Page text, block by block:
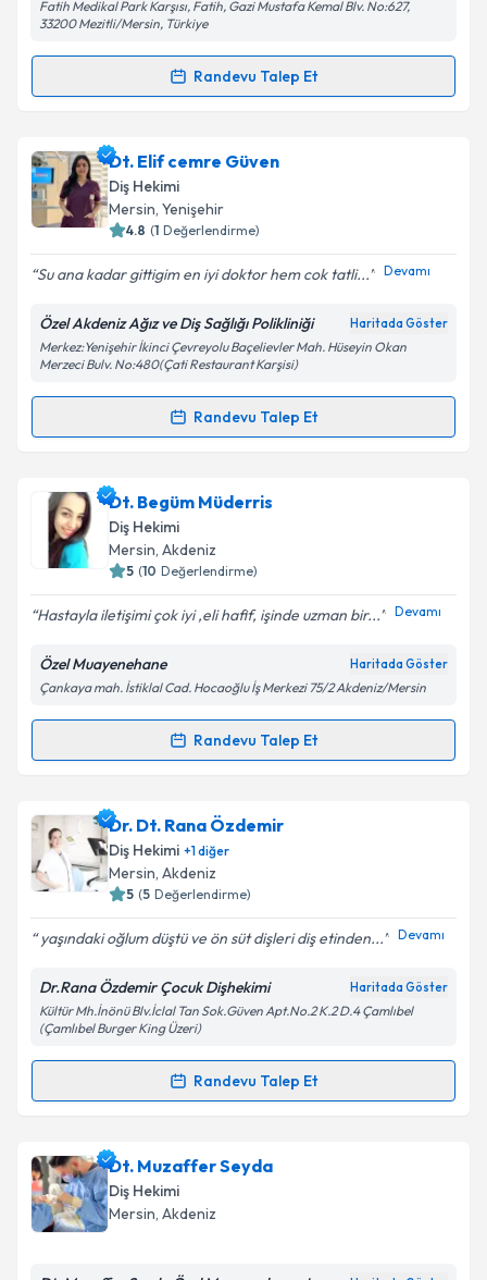
kapsamda işlenmesini kabul ediyorum.
Takvim Talebini Gönder
Fatih Medikal Park Karşısı, Fatih, Gazi Mustafa Kemal Blv. No:627,
33200 Mezitli/Mersin, Türkiye
Randevu Talep Et
Randevu Takvimi Talebi
Dt. Ali Can Anayiçin randevu takvimi talebi oluşturun.
Size bu uzmandan randevu almanız için bir takvim
hazırlandığında e-posta ile bilgilendireceğiz.
Kişisel verilerimin işlenmesine ilişkinAydınlatma
Metni'ni okudum ve kişisel verilerimin belirtilen
kapsamda işlenmesini kabul ediyorum.
Dt. Elif cemre Güven
Diş Hekimi
Mersin, Yenişehir
4.8 (1 Değerlendirme)
Su ana kadar gittigim en iyi doktor hem cok tatli... Devamı
Özel Akdeniz Ağız ve Diş Sağlığı Polikliniği Haritada Göster
Merkez:Yenişehir İkinci Çevreyolu Baçelievler Mah. Hüseyin Okan
Merzeci Bulv. No:480(Çati Restaurant Karşisi)
Randevu Talep Et
Randevu Takvimi Talebi
Dt. Elif cemre Güveniçin randevu takvimi talebi
oluşturun. Size bu uzmandan randevu almanız için bir
takvim hazırlandığında e-posta ile bilgilendireceğiz.
Kişisel verilerimin işlenmesine ilişkinAydınlatma
Metni'ni okudum ve kişisel verilerimin belirtilen
kapsamda işlenmesini kabul ediyorum.
Dt. Begüm Müderris
Diş Hekimi
Mersin, Akdeniz
5 (10 Değerlendirme)
Hastayla iletişimi çok iyi ,eli hafif, işinde uzman bir... Devamı
Özel Muayenehane Haritada Göster
Çankaya mah. İstiklal Cad. Hocaoğlu İş Merkezi 75/2 Akdeniz/Mersin
Randevu Talep Et
Randevu Takvimi Talebi
Dt. Begüm Müderrisiçin randevu takvimi talebi
oluşturun. Size bu uzmandan randevu almanız için bir
takvim hazırlandığında e-posta ile bilgilendireceğiz.
Kişisel verilerimin işlenmesine ilişkinAydınlatma
Metni'ni okudum ve kişisel verilerimin belirtilen
kapsamda işlenmesini kabul ediyorum.
Dr. Dt. Rana Özdemir
Diş Hekimi +1diğer
Mersin, Akdeniz
5 (5 Değerlendirme)
yaşındaki oğlum düştü ve ön süt dişleri diş etinden... Devamı
Dr.Rana Özdemir Çocuk Dişhekimi Haritada Göster
Kültür Mh.İnönü Blv.İclal Tan Sok.Güven Apt.No.2 K.2 D.4 Çamlıbel
(Çamlıbel Burger King Üzeri)
Randevu Talep Et
Randevu Takvimi Talebi
Dr. Dt. Rana Özdemiriçin randevu takvimi talebi
oluşturun. Size bu uzmandan randevu almanız için bir
takvim hazırlandığında e-posta ile bilgilendireceğiz.
Dt. Muzaffer Seyda
Diş Hekimi
Mersin, Akdeniz